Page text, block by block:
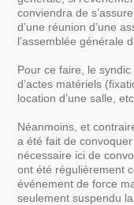
conviendra de
d’une réunion d’une
l’assemblée générale
Pour ce faire, le
d’actes matériels
location d’une salle,
Néanmoins, et
a été fait de
nécessaire ici de
ont été régulièrement
événement de force
seulement suspendu